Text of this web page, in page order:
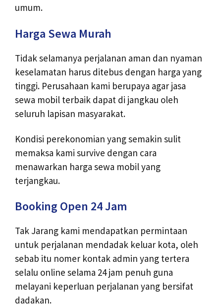
umum.
Harga Sewa Murah
Tidak selamanya perjalanan aman dan nyaman
keselamatan harus ditebus dengan harga yang
tinggi. Perusahaan kami berupaya agar jasa
sewa mobil terbaik dapat di jangkau oleh
seluruh lapisan masyarakat.
Kondisi perekonomian yang semakin sulit
memaksa kami survive dengan cara
menawarkan harga sewa mobil yang
terjangkau.
Booking Open 24 Jam
Tak Jarang kami mendapatkan permintaan
untuk perjalanan mendadak keluar kota, oleh
sebab itu nomer kontak admin yang tertera
selalu online selama 24 jam penuh guna
melayani keperluan perjalanan yang bersifat
dadakan.